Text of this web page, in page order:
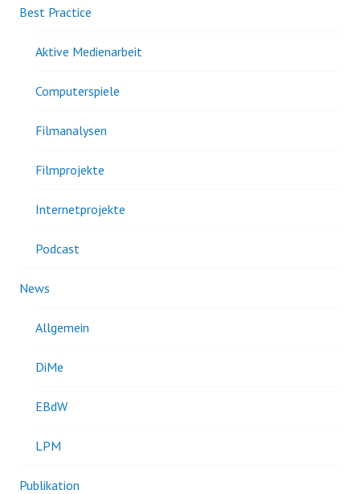
Best Practice
Aktive Medienarbeit
Computerspiele
Filmanalysen
Filmprojekte
Internetprojekte
Podcast
News
Allgemein
DiMe
EBdW
LPM
Publikation